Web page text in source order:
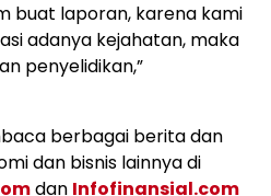
buat laporan, karena kami
adanya kejahatan, maka
penyelidikan,”
berbagai berita dan
dan bisnis lainnya di
dan Infofinansial.com